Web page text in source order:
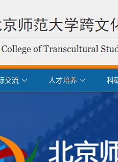
交流  人才培养  科